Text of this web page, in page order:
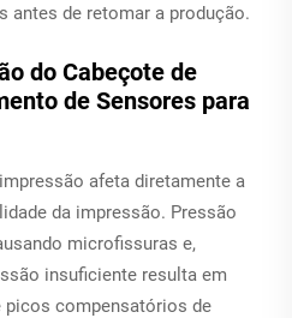
antes de retomar a produção.
do Cabeçote de
de Sensores para
afeta diretamente a
da impressão. Pressão
microfissuras e,
insuficiente resulta em
picos compensatórios de